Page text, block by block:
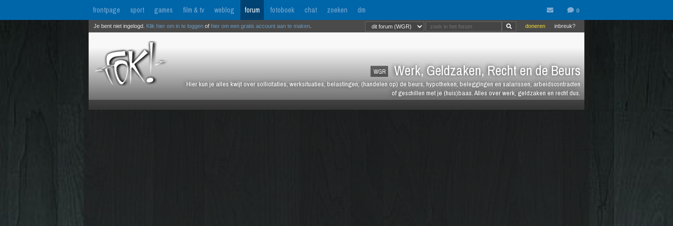
frontpage sport games film & tv weblog forum fotoboek chat zoeken dm
WGR Werk, Geldzaken, Recht en de Beurs
Hier kun je alles kwijt over sollicitaties, werksituaties, belastingen, (handelen op) de beurs, hypotheken, beleggingen en salarissen, arbeidscontracten
of geschillen met je (huis)baas. Alles over werk, geldzaken en recht dus.
inbreuk?
doneren
Je bent niet ingelogd. Klik hier om in te loggen of hier om een gratis account aan te maken